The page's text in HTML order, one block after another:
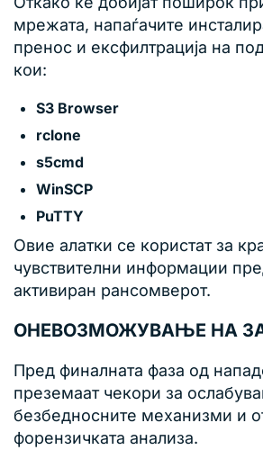
мрежата, напаѓачите
пренос и ексфилтрација на
кои:
S3 Browser
rclone
s5cmd
WinSCP
PuTTY
Овие алатки се користат за
чувствителни информации
активиран рансомверот.
ОНЕВОЗМОЖУВАЊЕ НА
Пред финалната фаза од
преземаат чекори за
безбедносните механизми и
форензичката анализа.